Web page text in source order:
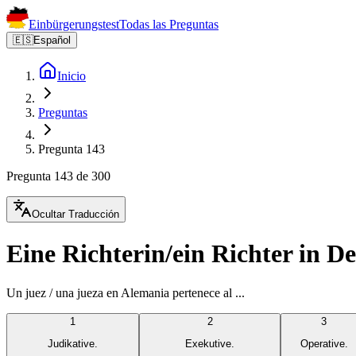
EinbürgerungstestTodas las Preguntas
🇪🇸Español
Inicio
Preguntas
Pregunta 143
Pregunta 143 de 300
Ocultar Traducción
Eine Richterin/ein Richter in
Un juez / una jueza en Alemania pertenece al ...
1
Judikative.
2
Exekutive.
3
Operative.